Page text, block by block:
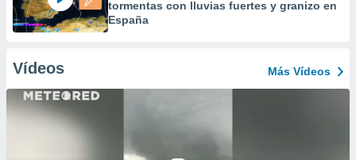
tormentas con lluvias fuertes y granizo en
España
Vídeos Más Vídeos